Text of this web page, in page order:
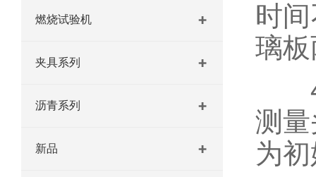
燃烧试验机
夹具系列
沥青系列
新品
时
璃
4
测
为